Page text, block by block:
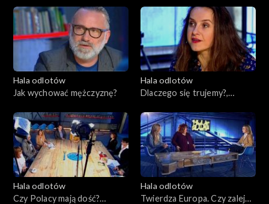
24.09.2015
Hala odlotów
Jak wychować mężczyznę?
Hala odlotów
Dlaczego się trujemy?,
Hala odlotów
Czy Polacy mają dość?
Hala odlotów
Twierdza Europa. Czy zaleje